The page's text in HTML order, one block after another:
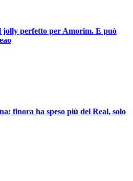
perfetto per Amorim. E può
finora ha speso più del Real, solo